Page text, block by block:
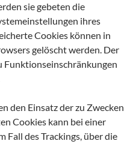
sie gebeten die
ihres
Cookies können in
gelöscht werden. Der
Funktionseinschränkungen
den Einsatz der zu Zwecken
Cookies kann bei einer
Fall des Trackings, über die